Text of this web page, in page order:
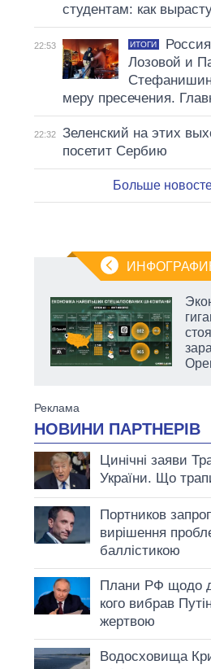
студентам: как
22:53 ИТОГИ
Лозовой и
меру пресечения.
22:32
Зеленский на этих
посетит Сербию
Больше